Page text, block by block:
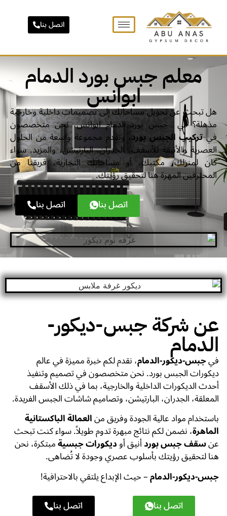
اتصل بنا
معلم جبس بورد الدمام
ابوانس
هل تبحث عن تحويل مساحاتك إلى تصميمات داخلية وخارجية
مذهلة؟ في جبس بورد الدمام ابوانس، نحن متخصصون
فيتركيب الجبس بورد، ونقدم مجموعة واسعة من الحلول
العصرية والأنيقة للأسقف، الجدران، البارتيشن، والمزيد. سواء
كان لمنزلك، مكتبك، أو مساحاتك التجارية، فريقنا من
المحترفين المهرة هنا لتحقيق رؤيتك.
اتصل بنا
اتصل بنا
عن شركة جبس-ديكور-
الدمام
فيجبس-ديكور-الدمام، نقدم لكم خبرة مميزة في عالم
ديكورات الجبس بورد. نحن متخصصون في تصميم وتنفيذ
أحدث الديكورات الداخلية والخارجية، بما في ذلك الأسقف
المعلقة، الجدران، البارتيشن، وتصاميم شاشات الجبس الفريدة.
باستخدام مواد عالية الجودة وفريق منالعمالة الباكستانية
الماهرة، نضمن لكم نتائج مبهرة تدوم طويلاً. سواء كنت تبحث
عنسقف جبس بوردأنيق أوديكورات جبسيةمبتكرة، نحن
هنا لتحقيق رؤيتك بأسلوب عصري وجودة لا تُضاهى.
جبس-ديكور-الدمام– حيث الإبداع يلتقي بالاحترافية!
اتصل بنا
اتصل بنا